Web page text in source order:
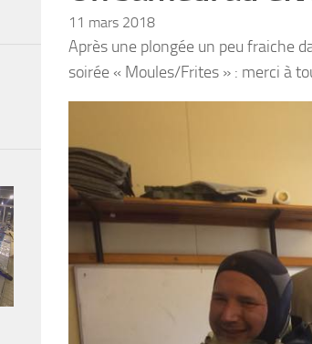
11 mars 2018
Après une plongée un peu fraiche
soirée « Moules/Frites » : merci à